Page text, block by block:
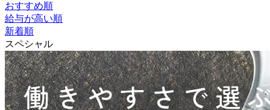
おすすめ順
給与が高い順
新着順
スペシャル